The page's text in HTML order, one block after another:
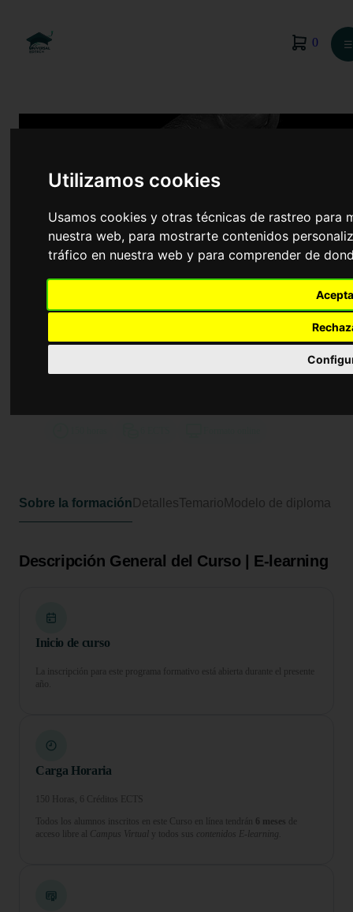
Utilizamos cookies
Usamos cookies y otras técnicas de rastreo para
nuestra web, para mostrarte contenidos
tráfico en nuestra web y para comprender de
0 ☰
Medicina
Síndrome de Raynaud:
Sobre la formación DetallesTemario Modelo de diploma
Descripción General del Curso | E-learning
Inicio de curso
La inscripción para este programa formativo está abierta durante el presente
año.
Carga Horaria
150 Horas, 6 Créditos ECTS
Todos los alumnos inscritos en este Curso en línea tendrán 6 meses de
acceso libre al Campus Virtual y todos sus contenidos E-learning.